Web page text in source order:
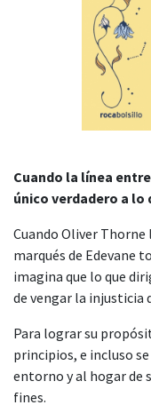
Cuando la línea
único verdadero a lo
Cuando Oliver
marqués de Edevane
imagina que lo que
de vengar la injusticia
Para lograr su
principios, e incluso
entorno y al hogar de
fines.